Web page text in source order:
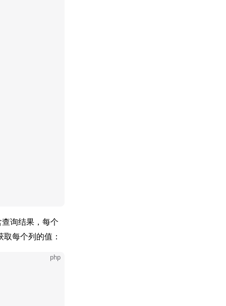
询结果，每个
每个列的值：
php